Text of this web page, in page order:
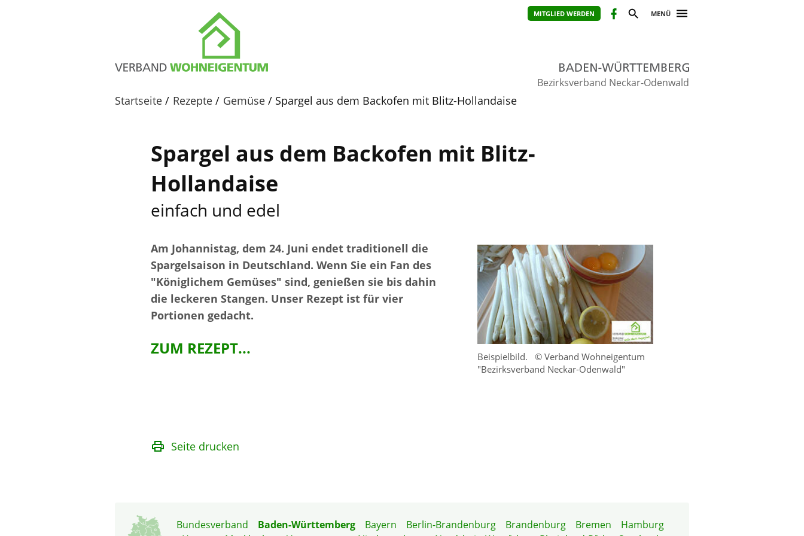
MITGLIED WERDEN MENÜ
Bezirksverband Neckar-Odenwald
Startseite Rezepte Gemüse Spargel aus dem Backofen mit Blitz-Hollandaise
Spargel aus dem Backofen mit Blitz-
Hollandaise
einfach und edel
Beispielbild. © Verband Wohneigentum
"Bezirksverband Neckar-Odenwald"
Am Johannistag, dem 24. Juni endet traditionell die
Spargelsaison in Deutschland. Wenn Sie ein Fan des
"Königlichem Gemüses" sind, genießen sie bis dahin
die leckeren Stangen. Unser Rezept ist für vier
Portionen gedacht.
ZUM REZEPT...
Seite drucken
Bundesverband Baden-Württemberg Bayern Berlin-Brandenburg Brandenburg Bremen
Hamburg